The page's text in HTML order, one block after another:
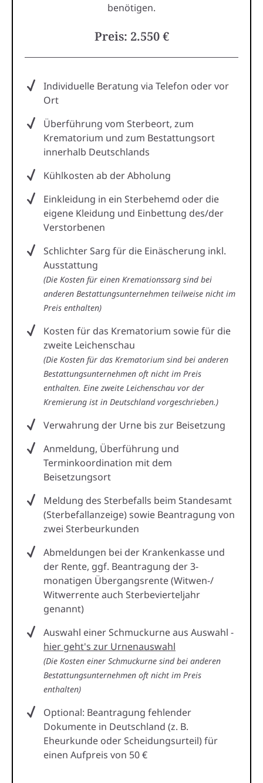
benötigen.
Preis: 2.550 €
Individuelle Beratung via Telefon oder vor
Ort
Überführung vom Sterbeort, zum
Krematorium und zum Bestattungsort
innerhalb Deutschlands
Kühlkosten ab der Abholung
Einkleidung in ein Sterbehemd oder die
eigene Kleidung und Einbettung des/der
Verstorbenen
Schlichter Sarg für die Einäscherung inkl.
Ausstattung
(Die Kosten für einen Kremationssarg sind bei
anderen Bestattungsunternehmen teilweise nicht im
Preis enthalten)
Kosten für das Krematorium sowie für die
zweite Leichenschau
(Die Kosten für das Krematorium sind bei anderen
Bestattungsunternehmen oft nicht im Preis
enthalten. Eine zweite Leichenschau vor der
Kremierung ist in Deutschland vorgeschrieben.)
Verwahrung der Urne bis zur Beisetzung
Anmeldung, Überführung und
Terminkoordination mit dem
Beisetzungsort
Meldung des Sterbefalls beim Standesamt
(Sterbefallanzeige) sowie Beantragung von
zwei Sterbeurkunden
Abmeldungen bei der Krankenkasse und
der Rente, ggf. Beantragung der 3-
monatigen Übergangsrente (Witwen-/
Witwerrente auch Sterbevierteljahr
genannt)
Auswahl einer Schmuckurne aus Auswahl -
hier geht's zur Urnenauswahl
(Die Kosten einer Schmuckurne sind bei anderen
Bestattungsunternehmen oft nicht im Preis
enthalten)
Optional: Beantragung fehlender
Dokumente in Deutschland (z. B.
Eheurkunde oder Scheidungsurteil) für
einen Aufpreis von 50 €